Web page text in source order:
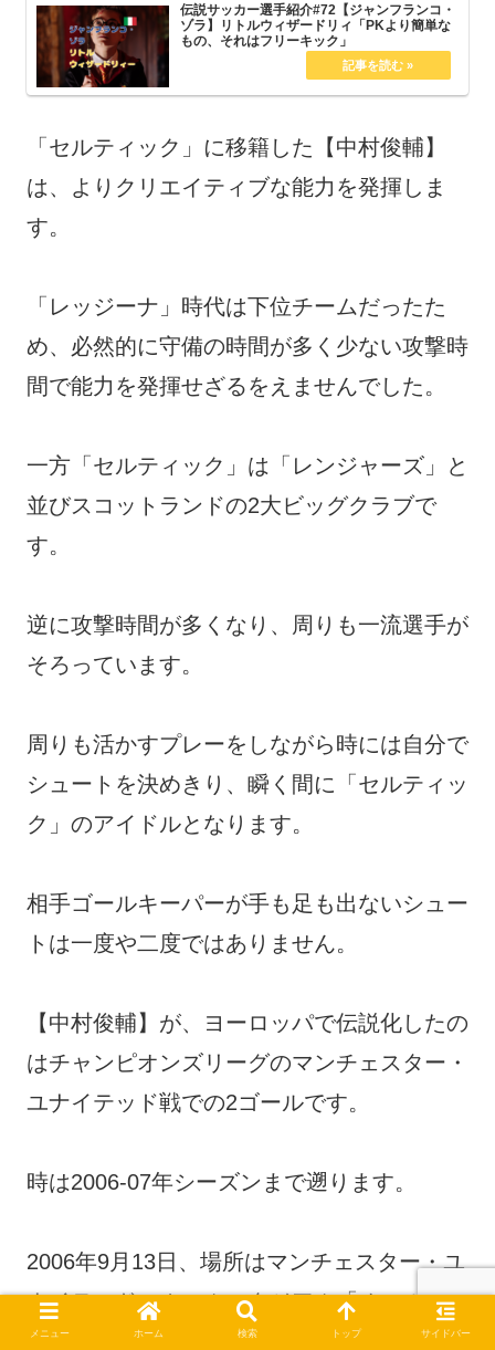
伝説サッカー選手紹介#72【ジャンフランコ・
ゾラ】リトルウィザードリィ「PKより簡単な
もの、それはフリーキック」
「セルティック」に移籍した【中村俊輔】
は、よりクリエイティブな能力を発揮しま
す。
「レッジーナ」時代は下位チームだったた
め、必然的に守備の時間が多く少ない攻撃時
間で能力を発揮せざるをえませんでした。
一方「セルティック」は「レンジャーズ」と
並びスコットランドの2大ビッグクラブで
す。
逆に攻撃時間が多くなり、周りも一流選手が
そろっています。
周りも活かすプレーをしながら時には自分で
シュートを決めきり、瞬く間に「セルティッ
ク」のアイドルとなります。
相手ゴールキーパーが手も足も出ないシュー
トは一度や二度ではありません。
【中村俊輔】が、ヨーロッパで伝説化したの
はチャンピオンズリーグのマンチェスター・
ユナイテッド戦での2ゴールです。
時は2006-07年シーズンまで遡ります。
2006年9月13日、場所はマンチェスター・ユ
ナイテッドのホームスタジアム「オールド・
トラッフォード」です。
メニュー ホーム 検索 トップ サイドバー